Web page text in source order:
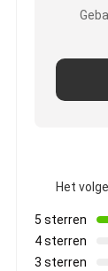
Het
5 sterren
4 sterren
3 sterren